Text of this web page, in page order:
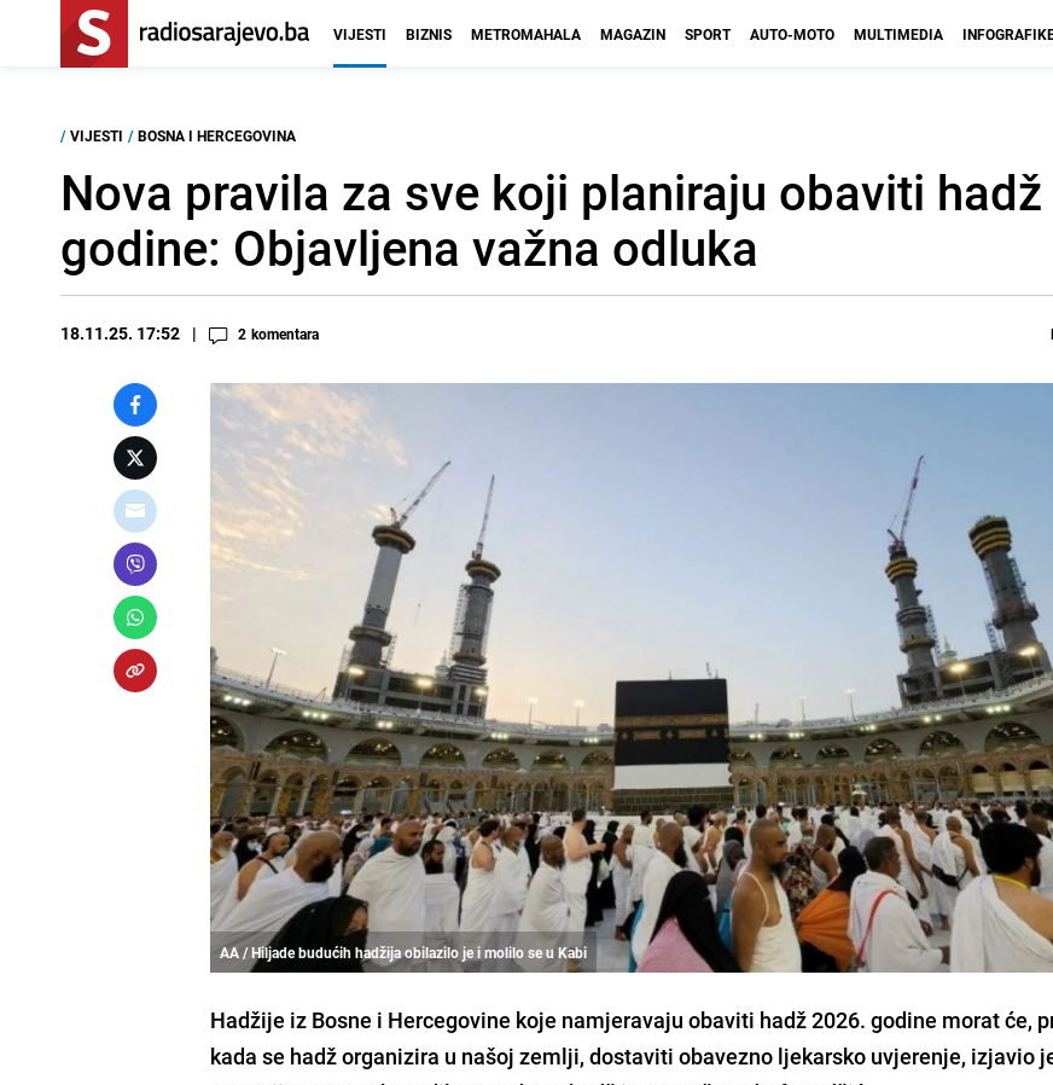
VIJESTI BIZNIS METROMAHALA MAGAZIN SPORT AUTO-MOTO MULTIMEDIA
/ VIJESTI / BOSNA I HERCEGOVINA
Nova pravila za sve koji planiraju obaviti
godine: Objavljena važna odluka
18.11.25. 17:52 2 komentara
AA / Hiljade budućih hadžija obilazilo je i molilo se u Kabi
Hadžije iz Bosne i Hercegovine koje namjeravaju obaviti hadž 2026. godine morat će,
kada se hadž organizira u našoj zemlji, dostaviti obavezno ljekarsko uvjerenje, izjavio